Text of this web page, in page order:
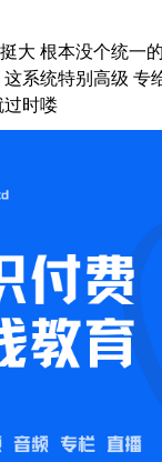
大 根本没个统一
系统特别高级
时喽